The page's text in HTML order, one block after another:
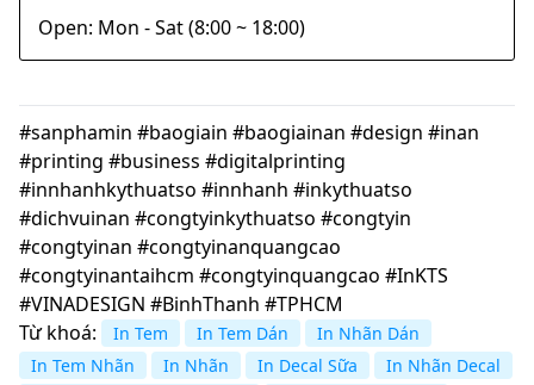
Open: Mon - Sat (8:00 ~ 18:00)
#sanphamin #baogiain #baogiainan #design #inan
#printing #business #digitalprinting
#innhanhkythuatso #innhanh #inkythuatso
#dichvuinan #congtyinkythuatso #congtyin
#congtyinan #congtyinanquangcao
#congtyinantaihcm #congtyinquangcao #InKTS
#VINADESIGN #BinhThanh #TPHCM
Từ khoá:
In Tem In Tem Dán
In Nhãn Dán
In Tem Nhãn
In Nhãn In Decal Sữa
In Nhãn Decal